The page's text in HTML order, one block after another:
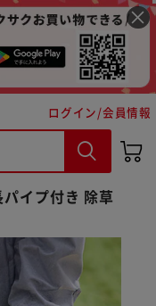
ログイン/会員情報
イプ付き 除草
入手続きへ